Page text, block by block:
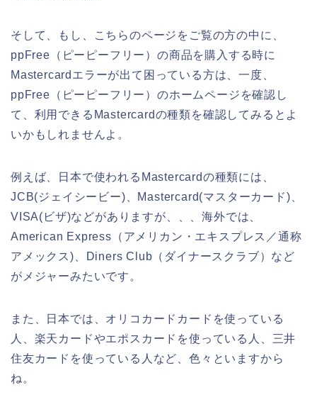
そして、もし、こちらのページをご覧の方の中に、
ppFree（ピーピーフリー）の商品を購入する時に
Mastercardエラーが出て困っている方は、一度、
ppFree（ピーピーフリー）のホームページを確認し
て、利用できるMastercardの種類を確認してみるとよ
いかもしれませんよ。
例えば、日本で使われるMastercardの種類には、
JCB(ジェイシービー)、Mastercard(マスターカード)、
VISA(ビザ)などがありますが、、、海外では、
American Express（アメリカン・エキスプレス／通称
アメックス)、Diners Club（ダイナースクラブ）など
がメジャーみたいです。
また、日本では、オリコカードカードを使っている
人、楽天カードやエポスカードを使っている人、三井
住友カードを使っている人など、色々といますから
ね。